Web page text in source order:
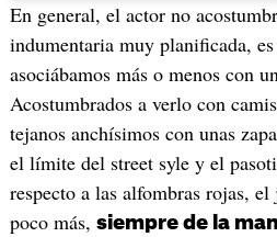
En general, el actor no
indumentaria muy planificada,
asociábamos más o menos con
Acostumbrados a verlo con
tejanos anchísimos con unas
el límite del street syle y el
respecto a las alfombras rojas,
poco más, siempre de la